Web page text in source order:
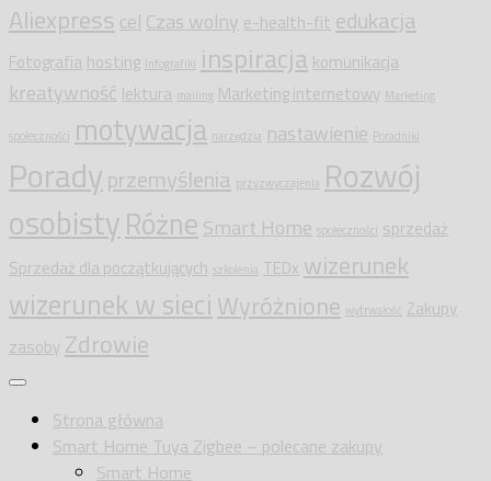
Aliexpress cel Czas wolny e-health-fit edukacja
Fotografia hosting Infografiki inspiracja komunikacja
kreatywność lektura mailing Marketing internetowy Marketing
społeczności motywacja narzędzia nastawienie Poradniki
Poradyprzemyślenia przyzwyczajenia Rozwój
osobistyRóżne Smart Home społeczności sprzedaż
Sprzedaż dla początkujących szkolenia TEDx wizerunek
wizerunek w sieci Wyróżnione wytrwałość Zakupy
zasoby Zdrowie
Strona główna
Smart Home Tuya Zigbee – polecane zakupy
Smart Home